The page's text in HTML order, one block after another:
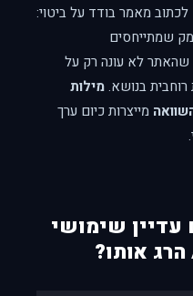
מאמר בודד על ביטוי:
שמתייחסים
שהאתר לא עונה רק על
בנושא.מילות
מייצרות כיום ערך
שימושי